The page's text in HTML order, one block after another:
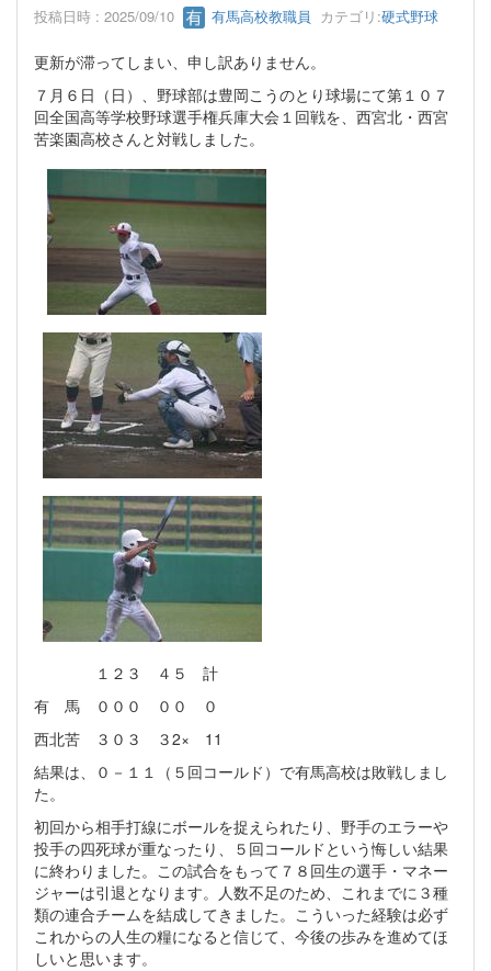
投稿日時 : 2025/09/10 有馬高校教職員 カテゴリ:硬式野球
更新が滞ってしまい、申し訳ありません。
７月６日（日）、野球部は豊岡こうのとり球場にて第１０７
回全国高等学校野球選手権兵庫大会１回戦を、西宮北・西宮
苦楽園高校さんと対戦しました。
１２３ ４５ 計
有 馬 ０００ ００ ０
西北苦 ３０３ ３2× 11
結果は、０－１１（５回コールド）で有馬高校は敗戦しまし
た。
初回から相手打線にボールを捉えられたり、野手のエラーや
投手の四死球が重なったり、５回コールドという悔しい結果
に終わりました。この試合をもって７８回生の選手・マネー
ジャーは引退となります。人数不足のため、これまでに３種
類の連合チームを結成してきました。こういった経験は必ず
これからの人生の糧になると信じて、今後の歩みを進めてほ
しいと思います。